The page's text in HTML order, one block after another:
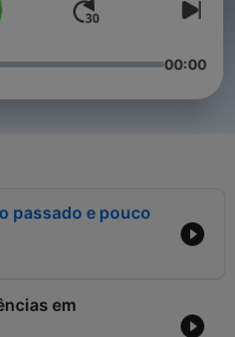
00:00
passado e pouco
em